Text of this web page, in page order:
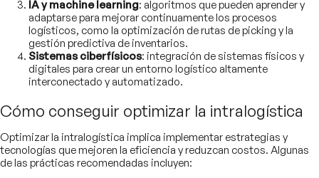
IA y machine learning: algoritmos que pueden aprender y
adaptarse para mejorar continuamente los procesos
logísticos, como la optimización de rutas de picking y la
gestión predictiva de inventarios.
Sistemas ciberfísicos: integración de sistemas físicos y
digitales para crear un entorno logístico altamente
interconectado y automatizado.
Cómo conseguir optimizar la intralogística
Optimizar la intralogística implica implementar estrategias y
tecnologías que mejoren la eficiencia y reduzcan costos. Algunas
de las prácticas recomendadas incluyen: